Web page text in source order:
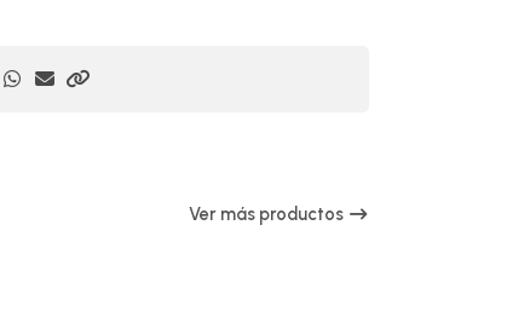
Ver más productos